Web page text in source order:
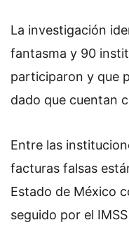
La investigación
fantasma y 90
participaron y que
dado que cuentan
Entre las
facturas falsas
Estado de México
seguido por el